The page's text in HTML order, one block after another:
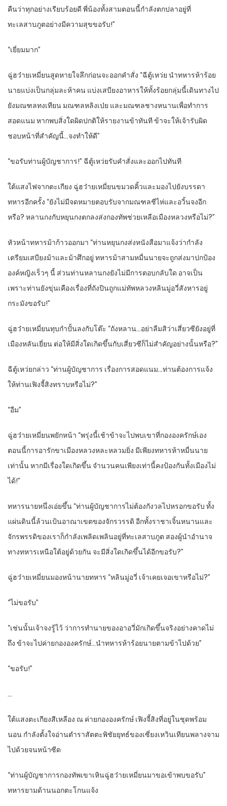
คืนว่าทุกอย่างเรียบร้อยดี พี่น้องทั้งสามตอนนี้กำลังตกปลาอยู่ที่
ทะเลสาบภูตอย่างมีความสุขขอรับ!”
“เยี่ยมมาก”
ฉู่ฮว๋ายเหมี่ยนสูดหายใจลึกก่อนจะออกคำสั่ง “ฉีตู้เหว่ย นำทหารห้าร้อย
นายแบ่งเป็นกลุ่มละห้าคน แบ่งเสบียงอาหารให้ทั้งร้อยกลุ่มนี้เดินทางไป
ยังมณฑลทงเทียน มณฑลหลิงเป่ย และมณฑลชางหนานเพื่อทำการ
สอดแนม หากพบสิ่งใดผิดปกติให้รายงานข้าทันที ข้าจะให้เจ้ารับผิด
ชอบหน้าที่สำคัญนี้…จงทำให้ดี”
“ขอรับท่านผู้บัญชาการ!” ฉีตู้เหว่ยรับคำสั่งและออกไปทันที
ใต้แสงไฟจากตะเกียง ฉู่ฮว๋ายเหมี่ยนขมวดคิ้วและมองไปยังบรรดา
ทหารอีกครั้ง “ยังไม่มีจดหมายตอบรับจากมณฑลชีไห่และอวิ้นจงอีก
หรือ? หลานกงกับหยุนกงตกลงส่งกองทัพช่วยเหลือเมืองหลวงหรือไม่?”
หัวหน้าทหารม้าก้าวออกมา “ท่านหยุนกงส่งหนังสือมาแจ้งว่ากำลัง
เตรียมเสบียงม้าและม้าศึกอยู่ ทหารม้าสามหมื่นนายจะถูกส่งมาปกป้อง
องค์หญิงเร็วๆ นี้ ส่วนท่านหลานกงยังไม่มีการตอบกลับใด อาจเป็น
เพราะท่านยังขุ่นเคืองเรื่องที่ถังปินถูกแม่ทัพหลวงหลินมู่อวี่สังหารอยู่
กระมังขอรับ!”
ฉู่ฮว๋ายเหมี่ยนทุบกำปั้นลงกับโต๊ะ “ถังหลาน…อย่าลืมสิว่าเสี่ยวซียังอยู่ที่
เมืองหลันเยี่ยน ต่อให้มีสิ่งใดเกิดขึ้นกับเสี่ยวซีก็ไม่สำคัญอย่างนั้นหรือ?”
ฉีตู้เหว่ยกล่าว “ท่านผู้บัญชาการ เรื่องการสอดแนม…ท่านต้องการแจ้ง
ให้ท่านเฟิงจี้สิงทราบหรือไม่?”
“อืม”
ฉู่ฮว๋ายเหมี่ยนพยักหน้า “พรุ่งนี้เช้าข้าจะไปพบเขาที่กององครักษ์เอง
ตอนนี้การอารักขาเมืองหลวงหละหลวมยิ่ง มีเพียงทหารห้าหมื่นนาย
เท่านั้น หากมีเรื่องใดเกิดขึ้น จำนวนคนเพียงเท่านี้คงป้องกันทั้งเมืองไม่
ได้!”
ทหารนายหนึ่งเอ่ยขึ้น “ท่านผู้บัญชาการไม่ต้องกังวลไปหรอกขอรับ ทั้ง
แผ่นดินนี้ล้วนเป้นอาณาเขตของจักรวรรดิ อีกทั้งราชาเจิ้นหนานและ
จักรพรรดิของเราก็กำลังเพลิดเพลินอยู่ที่ทะเลสาบภูต สองผู้นำอำนาจ
ทางทหารเหนือใต้อยู่ด้วยกัน จะมีสิ่งใดเกิดขึ้นได้อีกขอรับ?”
ฉู่ฮว๋ายเหมี่ยนมองหน้านายทหาร “หลินมู่อวี่ เจ้าเคยเจอเขาหรือไม่?”
“ไม่ขอรับ”
“เช่นนั้นเจ้าจงรู้ไว้ ว่าการทำนายของอาอวี่มักเกิดขึ้นจริงอย่างคาดไม่
ถึง ข้าจะไปค่ายกององครักษ์…นำทหารห้าร้อยนายตามข้าไปด้วย”
“ขอรับ!”
…
ใต้แสงตะเกียงสีเหลือง ณ ค่ายกององครักษ์ เฟิงจี้สิงที่อยู่ในชุดพร้อม
นอน กำลังตั้งใจอ่านตำราสัตตะพิชัยยุทธ์ของเซี่ยงเหวินเทียนพลางจาม
ไปด้วยจนหน้าซีด
“ท่านผู้บัญชาการกองทัพเขาเหินฉู่ฮว๋ายเหมี่ยนมาขอเข้าพบขอรับ”
ทหารยามด้านนอกตะโกนแจ้ง